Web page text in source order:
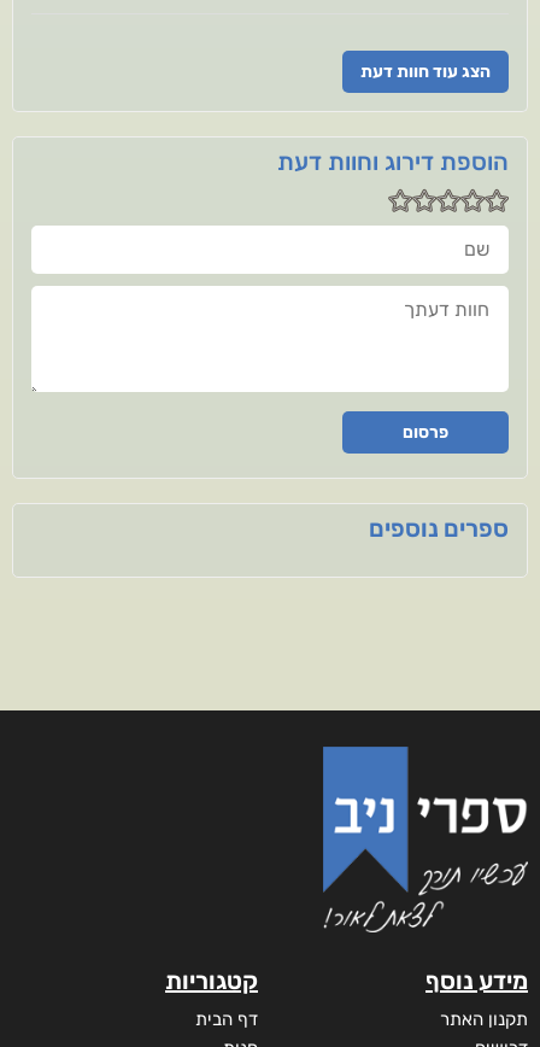
הצג עוד חוות דעת
הוספת דירוג וחוות דעת
שם
חוות דעתך
פרסום
ספרים נוספים
מידע נוסף
תקנון האתר
קטגוריות
דף הבית